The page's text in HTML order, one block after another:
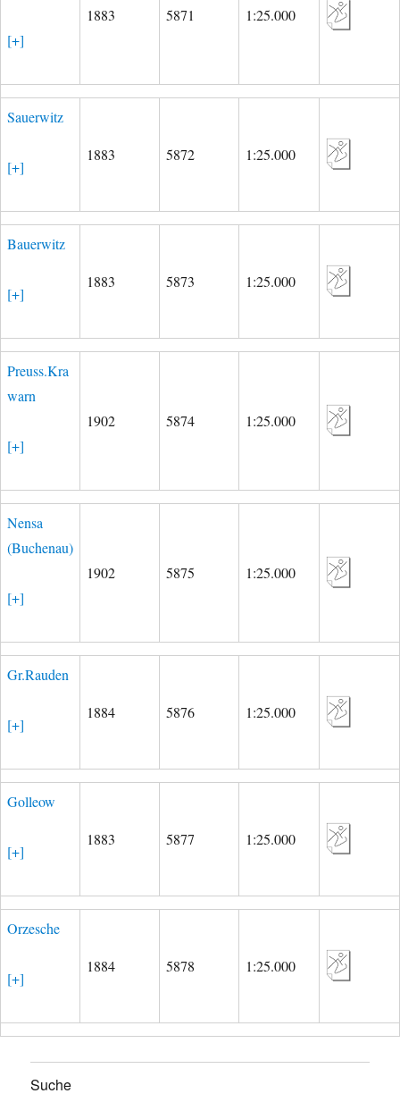
[+]
1883 5871 1:25.000
Sauerwitz
[+]
1883 5872 1:25.000
Bauerwitz
[+]
1883 5873 1:25.000
Preuss.Kra
warn
[+]
1902 5874 1:25.000
Nensa
(Buchenau)
[+]
1902 5875 1:25.000
Gr.Rauden
[+]
1884 5876 1:25.000
Golleow
[+]
1883 5877 1:25.000
Orzesche
[+]
1884 5878 1:25.000
Suche